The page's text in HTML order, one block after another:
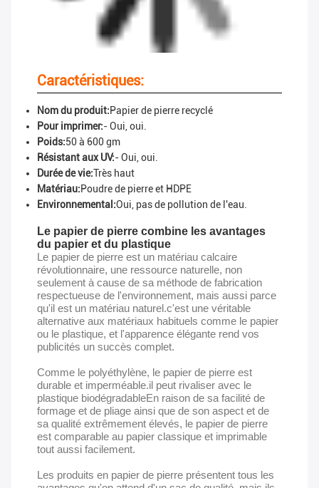
Caractéristiques:
Nom du produit:Papier de pierre recyclé
Pour imprimer:- Oui, oui.
Poids:50 à 600 gm
Résistant aux UV:- Oui, oui.
Durée de vie:Très haut
Matériau:Poudre de pierre et HDPE
Environnemental:Oui, pas de pollution de l'eau.
Le papier de pierre combine les avantages
du papier et du plastique
Le papier de pierre est un matériau calcaire
révolutionnaire, une ressource naturelle, non
seulement à cause de sa méthode de fabrication
respectueuse de l'environnement, mais aussi parce
qu'il est un matériau naturel.c'est une véritable
alternative aux matériaux habituels comme le papier
ou le plastique, et l'apparence élégante rend vos
publicités un succès complet.
Comme le polyéthylène, le papier de pierre est
durable et imperméable.il peut rivaliser avec le
plastique biodégradableEn raison de sa facilité de
formage et de pliage ainsi que de son aspect et de
sa qualité extrêmement élevés, le papier de pierre
est comparable au papier classique et imprimable
tout aussi facilement.
Les produits en papier de pierre présentent tous les